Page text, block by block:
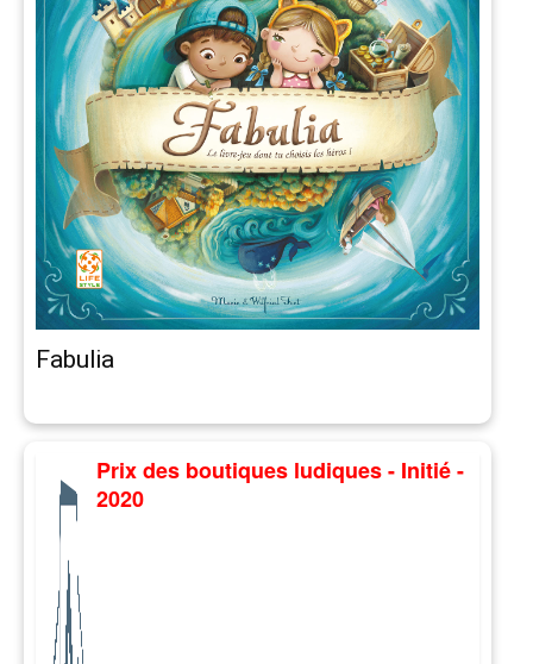
Fabulia
Prix des boutiques ludiques - Initié -
2020